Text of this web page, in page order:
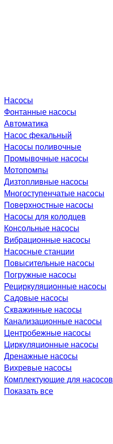
Насосы
Фонтанные насосы
Автоматика
Насос фекальный
Насосы поливочные
Промывочные насосы
Мотопомпы
Дизтопливные насосы
Многоступенчатые насосы
Поверхностные насосы
Насосы для колодцев
Консольные насосы
Вибрационные насосы
Насосные станции
Повысительные насосы
Погружные насосы
Рециркуляционные насосы
Садовые насосы
Скважинные насосы
Канализационные насосы
Центробежные насосы
Циркуляционные насосы
Дренажные насосы
Вихревые насосы
Комплектующие для насосов
Показать все